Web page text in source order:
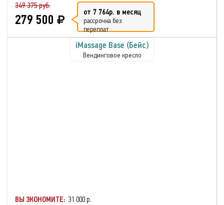
349 375 руб.
279 500 от 7 764р. в месяц
рассрочка без
переплат
iMassage Base (Бейс)
Вендинговое кресло
ВЫ ЭКОНОМИТЕ: 31 000 р.